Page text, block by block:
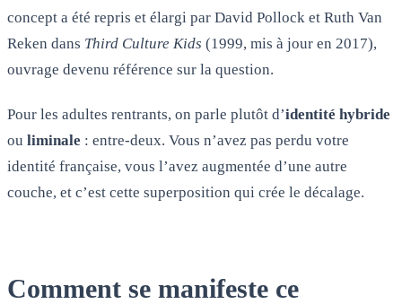
concept a été repris et élargi par David Pollock et Ruth Van
Reken dans Third Culture Kids (1999, mis à jour en 2017),
ouvrage devenu référence sur la question.
Pour les adultes rentrants, on parle plutôt d’identité hybride
ou liminale : entre-deux. Vous n’avez pas perdu votre
identité française, vous l’avez augmentée d’une autre
couche, et c’est cette superposition qui crée le décalage.
Comment se manifeste ce